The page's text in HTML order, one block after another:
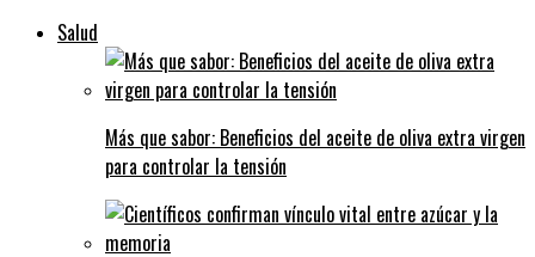
Salud
Más que sabor: Beneficios del aceite de oliva extra virgen
para controlar la tensión